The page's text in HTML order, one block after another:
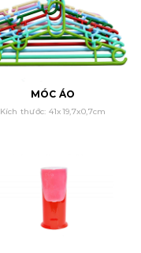
MÓC ÁO
Kích thước: 41x19,7x0,7cm